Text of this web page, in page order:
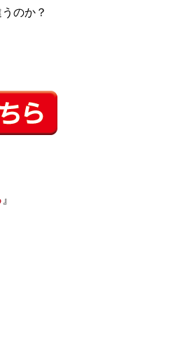
のか？
』